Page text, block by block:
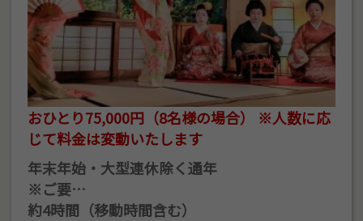
おひとり75,000円（8名様の場合） ※人数に応
じて料金は変動いたします
年末年始・大型連休除く通年
※ご要…
約4時間（移動時間含む）